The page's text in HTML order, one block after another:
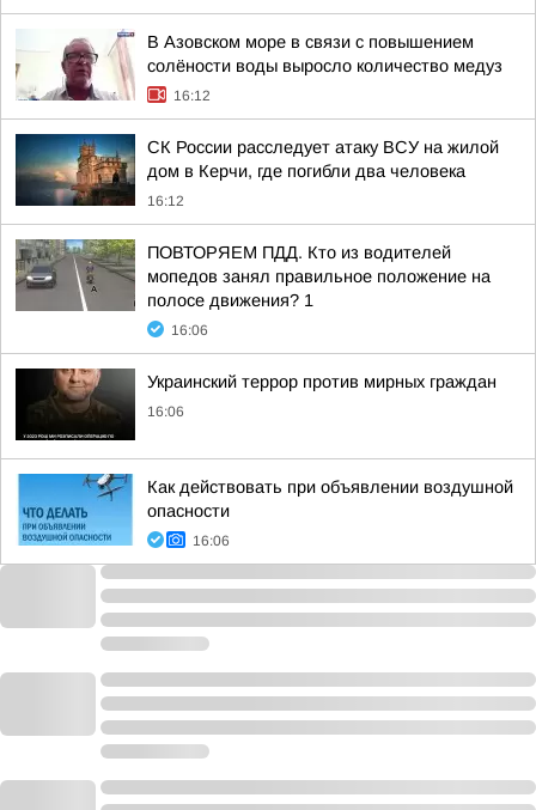
В Азовском море в связи с повышением
солёности воды выросло количество медуз
16:12
СК России расследует атаку ВСУ на жилой
дом в Керчи, где погибли два человека
16:12
ПОВТОРЯЕМ ПДД. Кто из водителей
мопедов занял правильное положение на
полосе движения? 1
16:06
Украинский террор против мирных граждан
16:06
Как действовать при объявлении воздушной
опасности
16:06